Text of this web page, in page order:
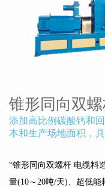
锥形同向双
添加高比例碳酸钙和
本和生产场地面积，
“锥形同向双螺杆 电缆料
量(10～20吨/天)、超低